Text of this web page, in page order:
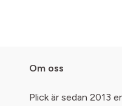
Om oss
Plick är sedan 2013